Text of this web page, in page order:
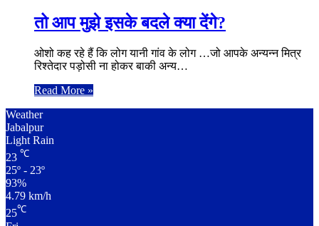
तो आप मुझे इसके बदले क्या देंगे?
ओशो कह रहे हैं कि लोग यानी गांव के लोग …जो आपके अन्यन्न मित्र
रिश्तेदार पड़ोसी ना होकर बाकी अन्य…
Read More »
Weather
Jabalpur
Light Rain
23 ℃
25º - 23º
93%
4.79 km/h
25℃